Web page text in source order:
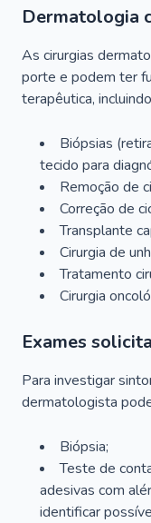
Dermatologia
As cirurgias
porte e podem ter
terapêutica,
Biópsias
tecido para
Remoção de
Correção de
Transplante
Cirurgia de
Tratamento
Cirurgia
Exames
Para investigar
dermatologista
Biópsia;
Teste de
adesivas com
identificar